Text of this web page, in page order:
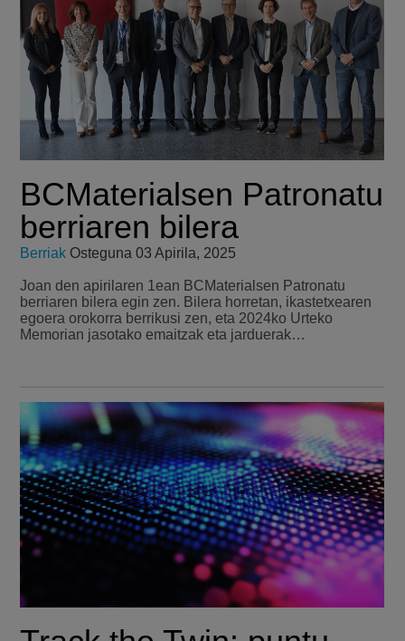
BCMaterialsen Patronatu
berriaren bilera
Berriak Osteguna 03 Apirila, 2025
Joan den apirilaren 1ean BCMaterialsen Patronatu
berriaren bilera egin zen. Bilera horretan, ikastetxearen
egoera orokorra berrikusi zen, eta 2024ko Urteko
Memorian jasotako emaitzak eta jarduerak…